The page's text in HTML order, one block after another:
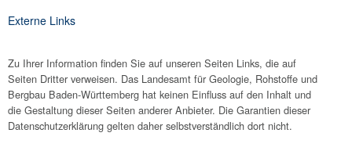
Externe Links
Zu Ihrer Information finden Sie auf unseren Seiten Links, die auf
Seiten Dritter verweisen. Das Landesamt für Geologie, Rohstoffe und
Bergbau Baden-Württemberg hat keinen Einfluss auf den Inhalt und
die Gestaltung dieser Seiten anderer Anbieter. Die Garantien dieser
Datenschutzerklärung gelten daher selbstverständlich dort nicht.